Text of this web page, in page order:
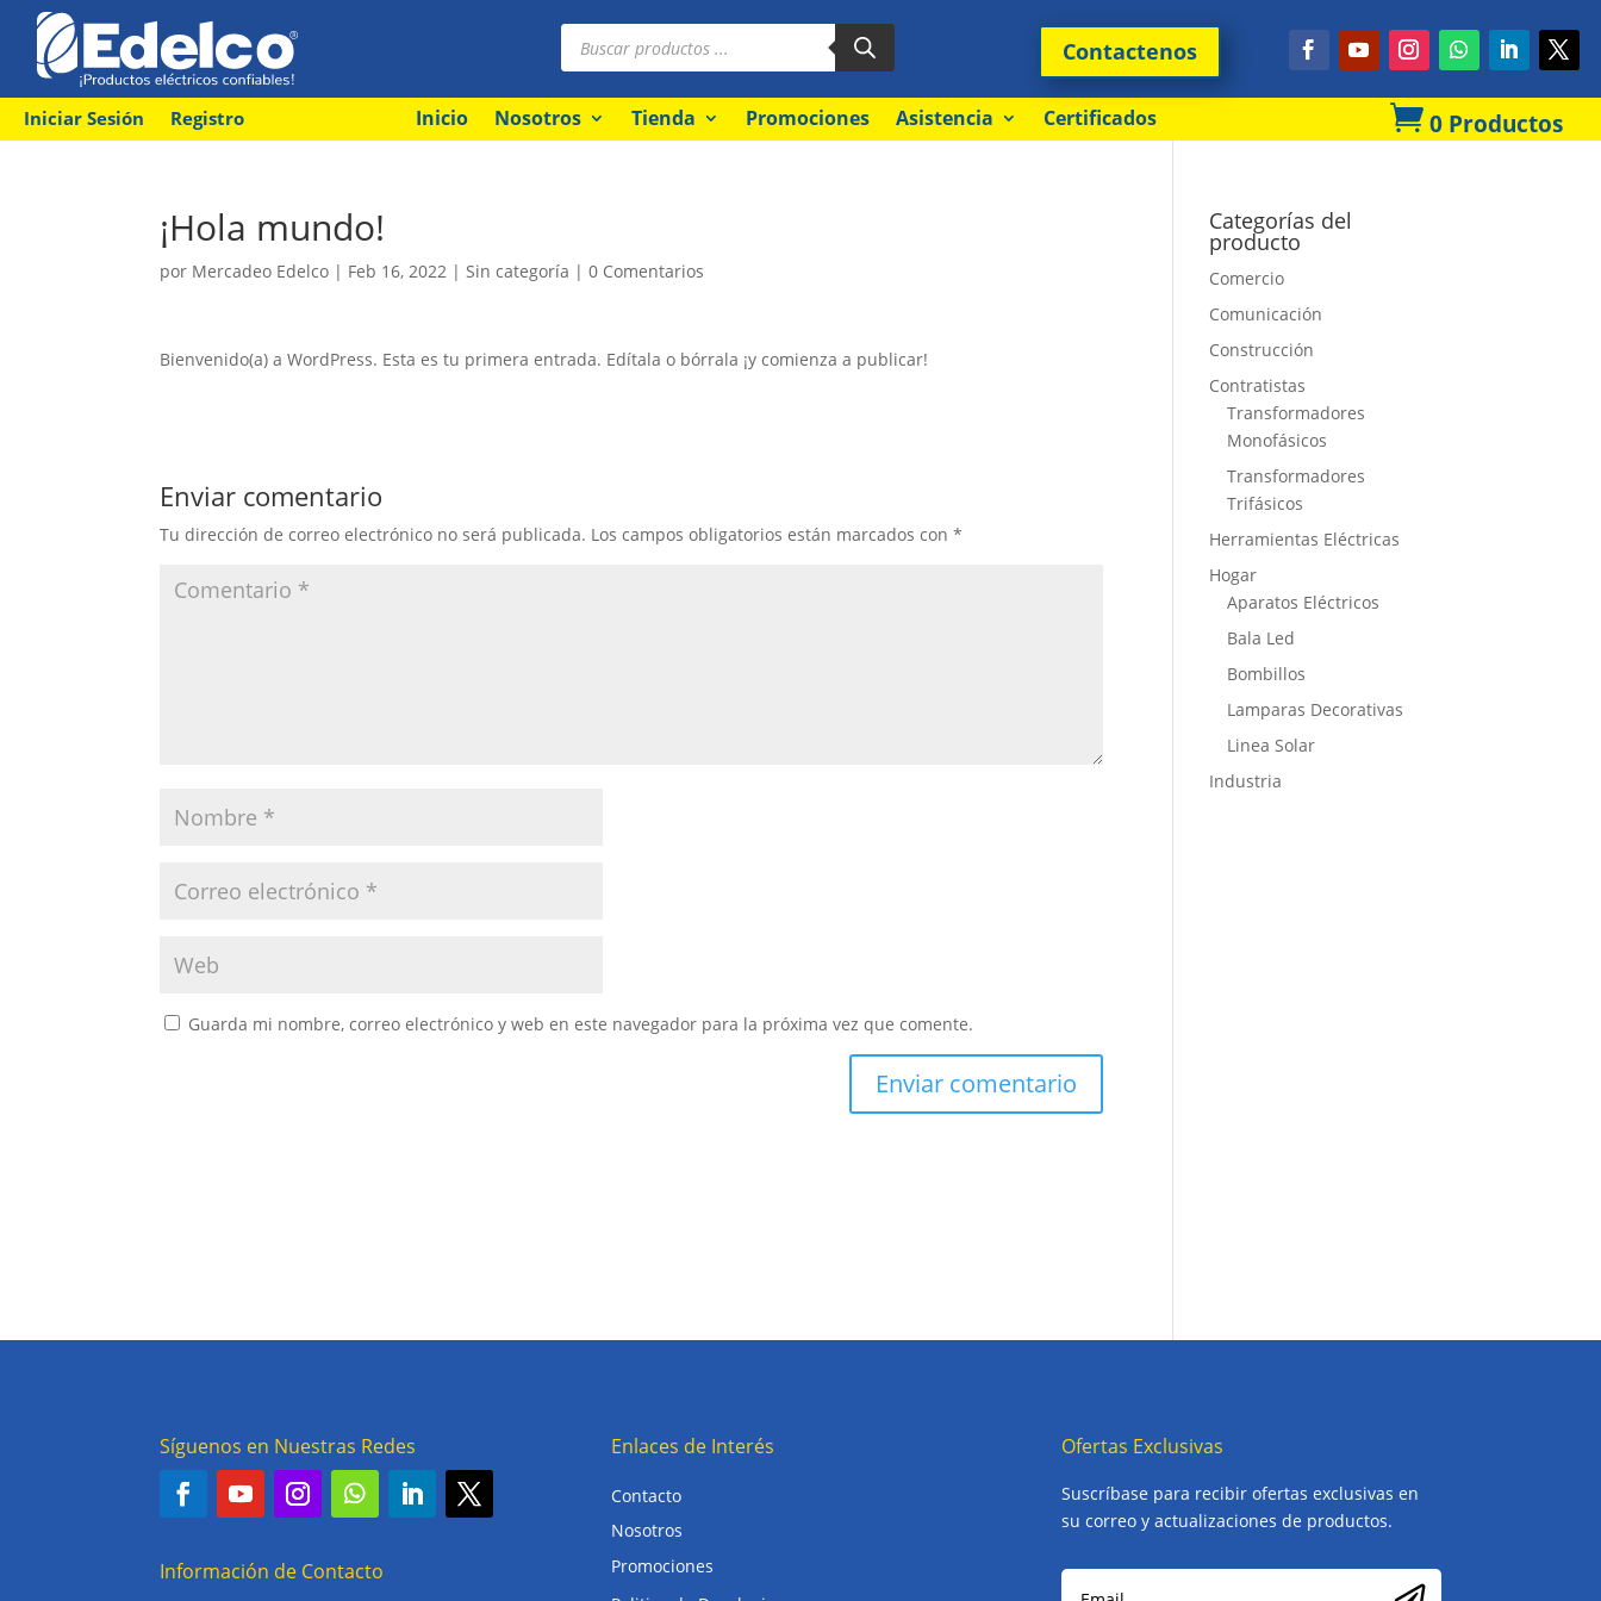
Búsqueda
productos Contactenos
Iniciar Sesión Registro Inicio Nosotros Tienda Promociones Asistencia Certificados  0 Productos
¡Hola mundo!
por Mercadeo Edelco | Feb 16, 2022 |Sin categoría |0 Comentarios
Bienvenido(a) a WordPress. Esta es tu primera entrada. Edítala o bórrala ¡y comienza a publicar!
Enviar comentario
Tu dirección de correo electrónico no será publicada. Los campos obligatorios están marcados con*
Guarda mi nombre, correo electrónico y web en este navegador para la próxima vez que comente.
Categorías del
producto
Comercio
Comunicación
Construcción
Contratistas
Transformadores
Monofásicos
Transformadores
Trifásicos
Herramientas Eléctricas
Hogar
Aparatos Eléctricos
Bala Led
Bombillos
Lamparas Decorativas
Linea Solar
Industria
Síguenos en Nuestras Redes
Información de Contacto
Enlaces de Interés
Contacto
Nosotros
Promociones
Ofertas Exclusivas
Suscríbase para recibir ofertas exclusivas en
su correo y actualizaciones de productos.